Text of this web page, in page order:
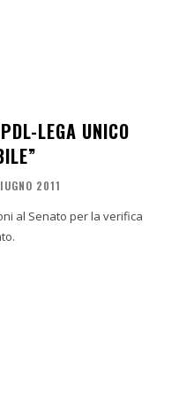
LEGA UNICO
2011
al Senato per la verifica